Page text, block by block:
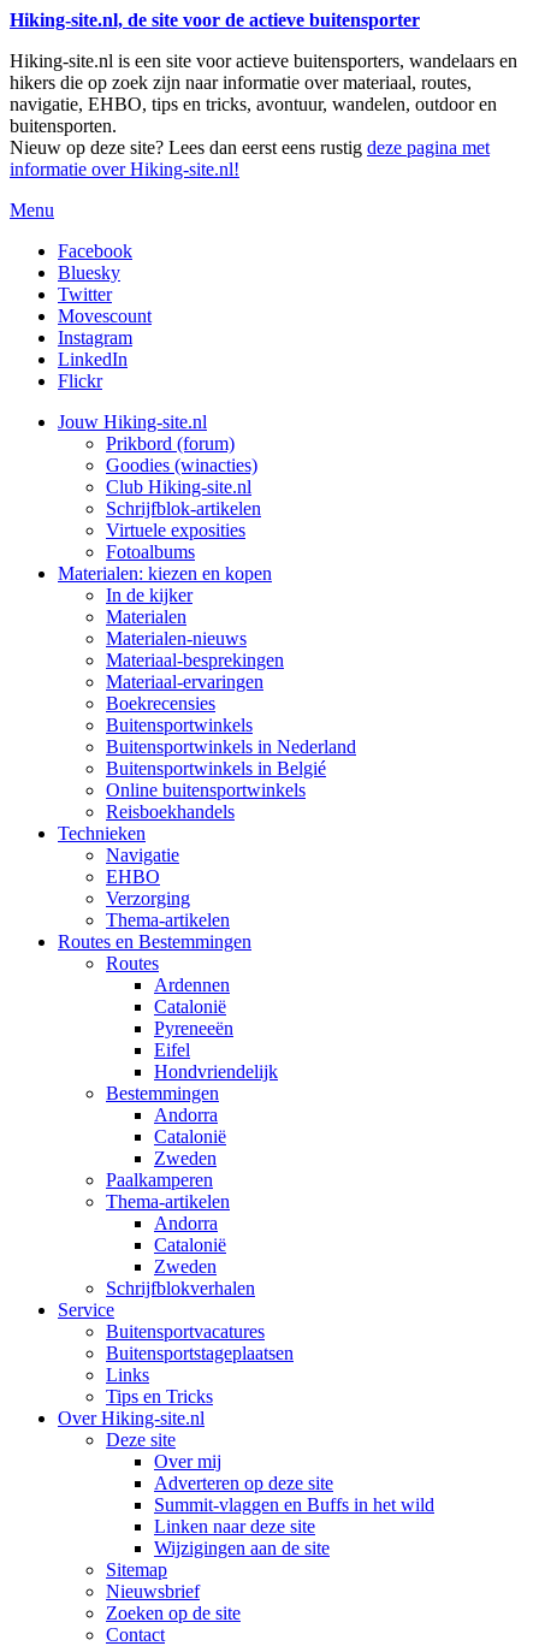
Hiking-site.nl, de site voor de actieve buitensporter
Hiking-site.nl is een site voor actieve buitensporters, wandelaars en
hikers die op zoek zijn naar informatie over materiaal, routes,
navigatie, EHBO, tips en tricks, avontuur, wandelen, outdoor en
buitensporten.
Nieuw op deze site? Lees dan eerst eens rustig deze pagina met
informatie over Hiking-site.nl!
Menu
Facebook
Bluesky
Twitter
Movescount
Instagram
LinkedIn
Flickr
Jouw Hiking-site.nl
Prikbord (forum)
Goodies (winacties)
Club Hiking-site.nl
Schrijfblok-artikelen
Virtuele exposities
Fotoalbums
Materialen: kiezen en kopen
In de kijker
Materialen
Materialen-nieuws
Materiaal-besprekingen
Materiaal-ervaringen
Boekrecensies
Buitensportwinkels
Buitensportwinkels in Nederland
Buitensportwinkels in Belgié
Online buitensportwinkels
Reisboekhandels
Technieken
Navigatie
EHBO
Verzorging
Thema-artikelen
Routes en Bestemmingen
Routes
Ardennen
Catalonië
Pyreneeën
Eifel
Hondvriendelijk
Bestemmingen
Andorra
Catalonië
Zweden
Paalkamperen
Thema-artikelen
Andorra
Catalonië
Zweden
Schrijfblokverhalen
Service
Buitensportvacatures
Buitensportstageplaatsen
Links
Tips en Tricks
Over Hiking-site.nl
Deze site
Over mij
Adverteren op deze site
Summit-vlaggen en Buffs in het wild
Linken naar deze site
Wijzigingen aan de site
Sitemap
Nieuwsbrief
Zoeken op de site
Contact